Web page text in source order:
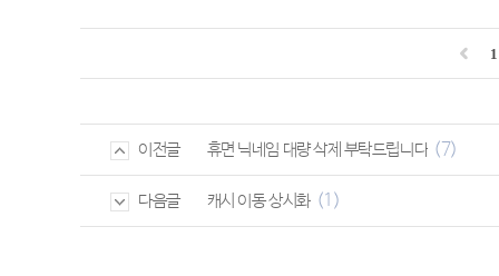
1
이전글 휴면 닉네임 대량 삭제 부탁드립니다 (7)
다음글 캐시 이동 상시화 (1)